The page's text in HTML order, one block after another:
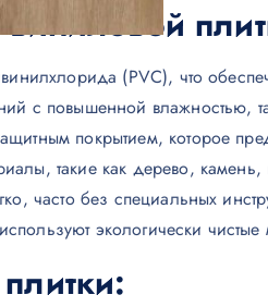
(PVC), что
с повышенной влажностью,
покрытием, которое
такие как дерево,
часто без специальных
экологически
: